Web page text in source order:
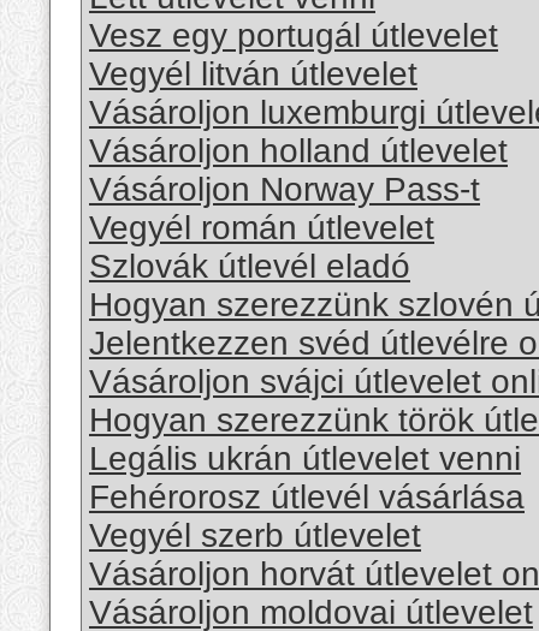
Vesz egy portugál útlevelet
Vegyél litván útlevelet
Vásároljon luxemburgi
Vásároljon holland útlevelet
Vásároljon Norway Pass-t
Vegyél román útlevelet
Szlovák útlevél eladó
Hogyan szerezzünk szlovén
Jelentkezzen svéd útlevélre
Vásároljon svájci útlevelet
Hogyan szerezzünk török
Legális ukrán útlevelet venni
Fehérorosz útlevél vásárlása
Vegyél szerb útlevelet
Vásároljon horvát útlevelet
Vásároljon moldovai útlevelet